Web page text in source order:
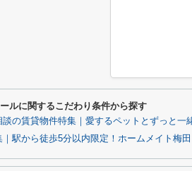
ルに関するこだわり条件から探す
談の賃貸物件特集｜愛するペットとずっと一
｜駅から徒歩5分以内限定！ホームメイト梅